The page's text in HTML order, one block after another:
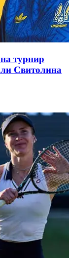
турнир
Свитолина